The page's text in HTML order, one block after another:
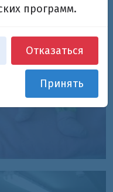
программ.
Отказаться
Принять